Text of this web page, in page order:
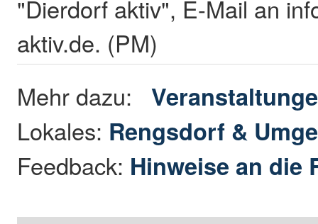
"Dierdorf aktiv", E-Mail an
aktiv.de. (PM)
Mehr dazu:
Lokales: Rengsdorf &
Feedback: Hinweise an die